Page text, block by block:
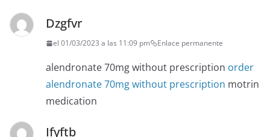
Dzgfvr
el 01/03/2023 a las 11:09 pm Enlace permanente
alendronate 70mg without prescription order
alendronate 70mg without prescription motrin
medication
Ifyftb